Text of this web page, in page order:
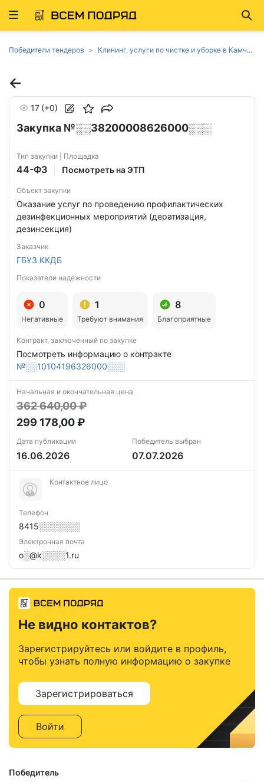
Развернуть
Победители тендеров Клининг, услуги по чистке и уборке в Камчатском крае
Закупка №░░38200008626000░░░
17 (+0)
Тип закупки | Площадка
44-ФЗ Посмотреть на ЭТП
Объект закупки
Оказание услуг по проведению профилактических
дезинфекционных мероприятий (дератизация,
дезинсекция)
Заказчик
ГБУЗ ККДБ
Показатели надежности
0
Негативные
1
Требуют внимания
8
Благоприятные
Контракт, заключенный по закупке
Посмотреть информацию о контракте
№░░10104196326000░░░
Начальная и окончательная цена
362 640,00 ₽
299 178,00 ₽
Дата публикации
16.06.2026
Победитель выбран
07.07.2026
Контактное лицо
Телефон
8415░░░░░░░
Электронная почта
o░@k░░░░1.ru
Не видно контактов?
Зарегистрируйтесь или войдите в профиль,
чтобы узнать полную информацию о закупке
Зарегистрироваться
Войти
Победитель